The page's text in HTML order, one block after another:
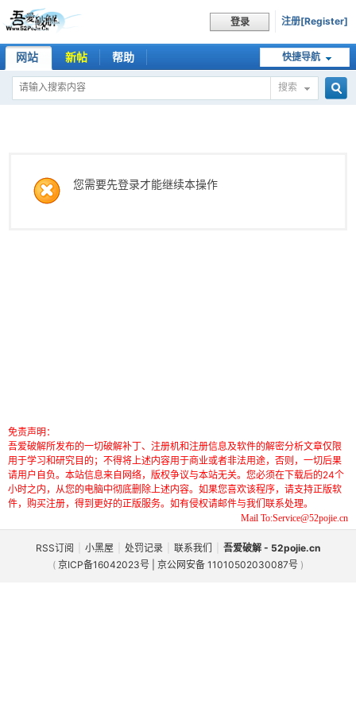
登录 注册[Register]
快捷导航
网站 新帖 帮助
搜索
您需要先登录才能继续本操作
免责声明：
吾爱破解所发布的一切破解补丁、注册机和注册信息及软件的解密分析文章仅限
用于学习和研究目的；不得将上述内容用于商业或者非法用途，否则，一切后果
请用户自负。本站信息来自网络，版权争议与本站无关。您必须在下载后的24个
小时之内，从您的电脑中彻底删除上述内容。如果您喜欢该程序，请支持正版软
件，购买注册，得到更好的正版服务。如有侵权请邮件与我们联系处理。
Mail To:Service@52pojie.cn
RSS订阅 小黑屋 处罚记录 联系我们
吾爱破解 - 52pojie.cn
( 京ICP备16042023号 | 京公网安备 11010502030087号 )